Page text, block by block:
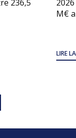
236,5
M€
LIRE